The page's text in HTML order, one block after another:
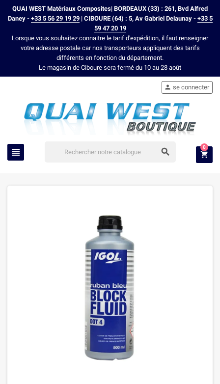
QUAI WEST Matériaux Composites| BORDEAUX (33) : 261, Bvd Alfred
Daney - +33 5 56 29 19 29| CIBOURE (64) : 5, Av Gabriel Delaunay - +33 5
59 47 20 19
Lorsque vous souhaitez connaitre le tarif d'expédition, il faut renseigner
votre adresse postale car nos transporteurs appliquent des tarifs
différents en fonction du département.
Le magasin de Ciboure sera fermé du 10 au 28 août
 
 se connecter

0